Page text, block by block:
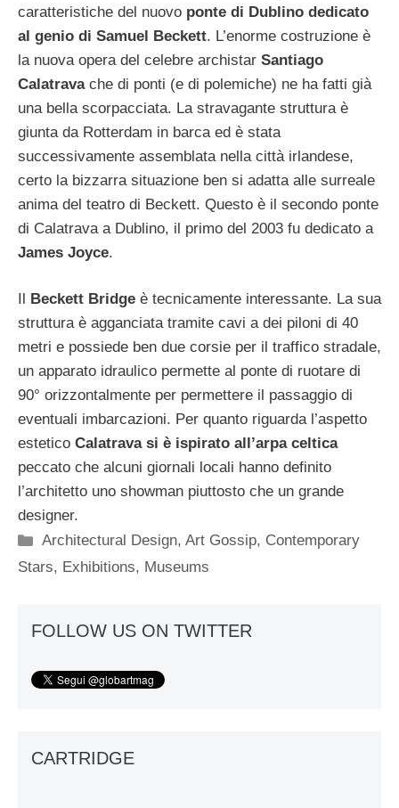
caratteristiche del nuovo ponte di Dublino dedicato
al genio di Samuel Beckett. L’enorme costruzione è
la nuova opera del celebre archistar Santiago
Calatravache di ponti (e di polemiche) ne ha fatti già
una bella scorpacciata. La stravagante struttura è
giunta da Rotterdam in barca ed è stata
successivamente assemblata nella città irlandese,
certo la bizzarra situazione ben si adatta alle surreale
anima del teatro di Beckett. Questo è il secondo ponte
di Calatrava a Dublino, il primo del 2003 fu dedicato a
James Joyce.
Beckett Bridge è tecnicamente interessante. La sua
struttura è agganciata tramite cavi a dei piloni di 40
metri e possiede ben due corsie per il traffico stradale,
un apparato idraulico permette al ponte di ruotare di
90° orizzontalmente per permettere il passaggio di
eventuali imbarcazioni. Per quanto riguarda l’aspetto
estetico Calatrava si è ispirato all’arpa celtica
peccato che alcuni giornali locali hanno definito
l’architetto uno showman piuttosto che un grande
designer.
Categorie
Architectural Design,Art Gossip, Contemporary
Stars, Exhibitions, Museums
FOLLOW US ON TWITTER
CARTRIDGE